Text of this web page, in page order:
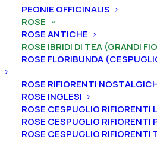
PEONIE OFFICINALIS
ROSE
ROSE ANTICHE
ROSE IBRIDI DI TEA (GRANDI
ROSE FLORIBUNDA
ROSE RIFIORENTI
ROSE INGLESI
ROSE CESPUGLIO RIFIORENTI
ROSE CESPUGLIO RIFIORENTI
ROSE CESPUGLIO RIFIORENTI
Home Rose
Rose ibridi di Tea
Rosa cespuglio grandi fiori
Colombo®”
Rosa cespuglio
rifiorenti
Colombo®”
15,00€